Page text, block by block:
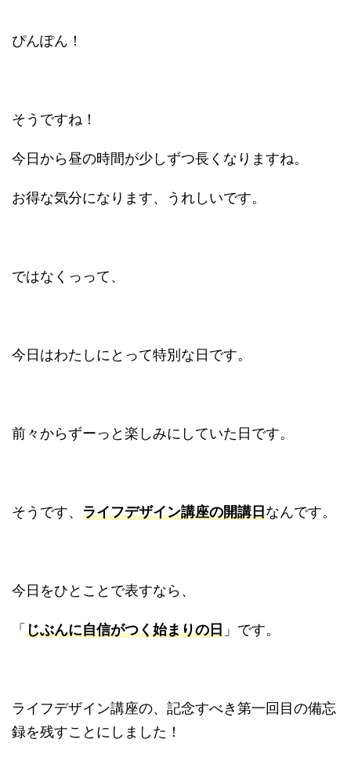
ぴんぽん！
そうですね！
今日から昼の時間が少しずつ長くなりますね。
お得な気分になります、うれしいです。
ではなくっって、
今日はわたしにとって特別な日です。
前々からずーっと楽しみにしていた日です。
そうです、 ライフデザイン講座の開講日なんです。
今日をひとことで表すなら、
「 じぶんに自信がつく始まりの日 」です。
ライフデザイン講座の、記念すべき第一回目の備忘
録を残すことにしました！